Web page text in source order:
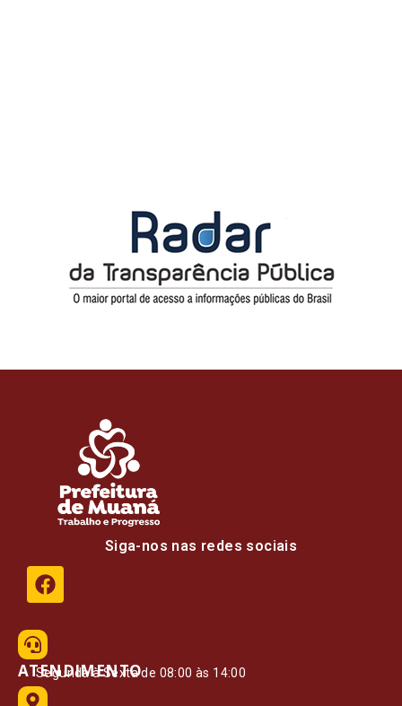
Siga-nos nas redes sociais
ATENDIMENTO
Segunda à Sexta de 08:00 às 14:00